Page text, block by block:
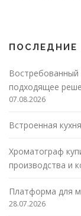
ПОСЛЕДНИЕ
подходящее
07.08.2026
Встроенная кухня
Хроматограф
производства и
Платформа для
28.07.2026